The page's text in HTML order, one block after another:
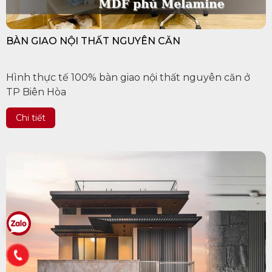
BÀN GIAO NỘI THẤT NGUYÊN CĂN
Hình thực tế 100% bàn giao nội thất nguyên căn ở
TP Biên Hòa
Chi tiết